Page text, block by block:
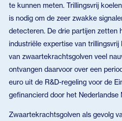
te kunnen meten. Trillingsvrij
is nodig om de zeer zwakke
detecteren. De drie partijen zetten
industriële expertise van
van zwaartekrachtsgolven veel
ontvangen daarvoor over een
euro uit de R&D-regeling voor de
gefinancierd door het Nederlandse
Zwaartekrachtsgolven als gevolg